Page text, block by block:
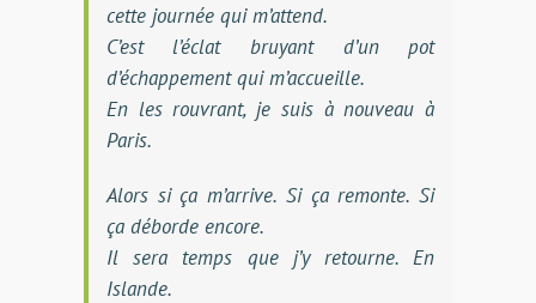
cette journée qui m’attend.
C’est l’éclat bruyant d’un pot
d’échappement qui m’accueille.
En les rouvrant, je suis à nouveau à
Paris.
Alors si ça m’arrive. Si ça remonte. Si
ça déborde encore.
Il sera temps que j’y retourne. En
Islande.